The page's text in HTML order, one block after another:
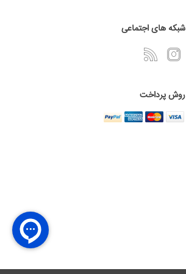
شبکه های اجتماعی
روش پرداخت